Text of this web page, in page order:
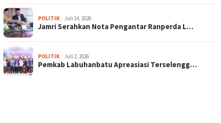
POLITIK Juli 14, 2026
Jamri Serahkan Nota Pengantar Ranperda L…
POLITIK Juli 2, 2026
Pemkab Labuhanbatu Apreasiasi Terselengg…